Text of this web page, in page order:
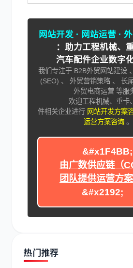
网站开发 · 网站运营 ·
：助力工程机械、重
汽车配件企业数字化
我们专注于 B2B外贸网站建设
(SEO) 、 外贸营销策略 、 长
外贸电商运营 等服
欢迎工程机械、重卡、
件相关企业进行 网站开发方案
运营方案咨询 。
&#x1F4BB;
由广数供应链（
团队提供运营方案
&#x2192;
热门推荐